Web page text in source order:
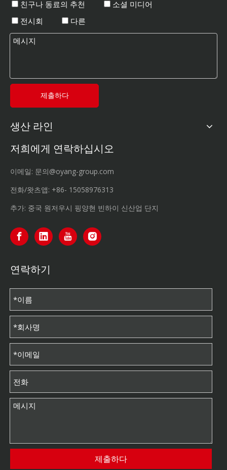
친구나 동료의 추천
소셜 미디어
전시회
다른
제출하다
생산 라인
저희에게 연락하십시오
이메일: 문의@oyang-group.com
전화/왓츠앱: +86- 15058976313
추가: 중국 원저우시 핑양현 빈하이 신산업 단지
연락하기
제출하다